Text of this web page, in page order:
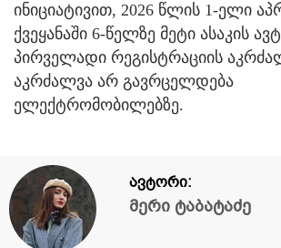
ინიციატივით, 2026 წლის 1-ელი
ქვეყანაში 6-წელზე მეტი ასაკის
პირველადი რეგისტრაციის
აკრძალვა არ გავრცელდება
ელექტრომობილებზე.
ავტორი:
მერი ტაბატაძე